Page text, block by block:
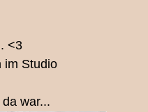
Bern
<3
im Studio
war...